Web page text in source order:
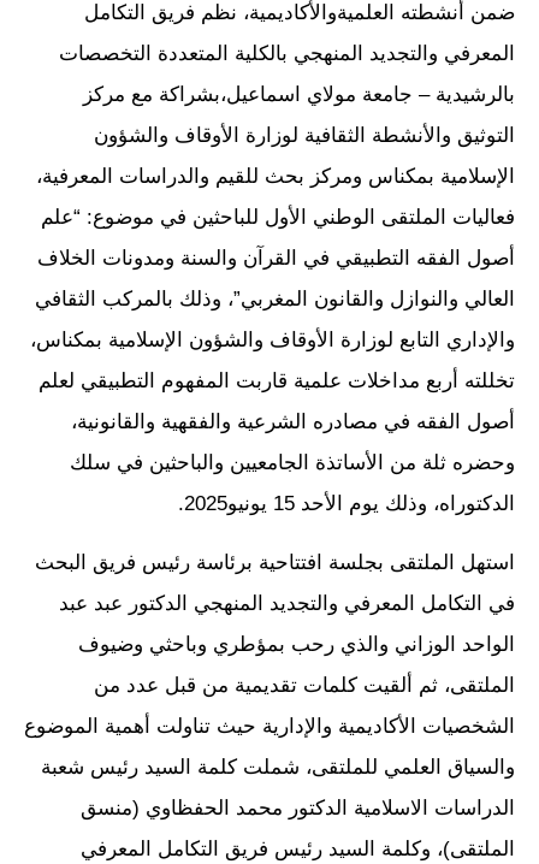
ضمن أنشطته العلميةوالأكاديمية، نظم فريق التكامل
المعرفي والتجديد المنهجي بالكلية المتعددة التخصصات
بالرشيدية – جامعة مولاي اسماعيل،بشراكة مع مركز
التوثيق والأنشطة الثقافية لوزارة الأوقاف والشؤون
الإسلامية بمكناس ومركز بحث للقيم والدراسات المعرفية،
فعاليات الملتقى الوطني الأول للباحثين في موضوع: “علم
أصول الفقه التطبيقي في القرآن والسنة ومدونات الخلاف
العالي والنوازل والقانون المغربي”، وذلك بالمركب الثقافي
والإداري التابع لوزارة الأوقاف والشؤون الإسلامية بمكناس،
تخللته أربع مداخلات علمية قاربت المفهوم التطبيقي لعلم
أصول الفقه في مصادره الشرعية والفقهية والقانونية،
وحضره ثلة من الأساتذة الجامعيين والباحثين في سلك
الدكتوراه، وذلك يوم الأحد 15 يونيو2025.
استهل الملتقى بجلسة افتتاحية برئاسة رئيس فريق البحث
في التكامل المعرفي والتجديد المنهجي الدكتور عبد عبد
الواحد الوزاني والذي رحب بمؤطري وباحثي وضيوف
الملتقى، ثم ألقيت كلمات تقديمية من قبل عدد من
الشخصيات الأكاديمية والإدارية حيث تناولت أهمية الموضوع
والسياق العلمي للملتقى، شملت كلمة السيد رئيس شعبة
الدراسات الاسلامية الدكتور محمد الحفظاوي (منسق
الملتقى)، وكلمة السيد رئيس فريق التكامل المعرفي